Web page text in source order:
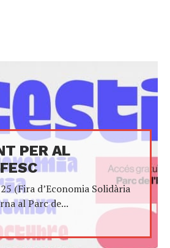
PER AL
(Fira d’Economia Solidària
al Parc de...